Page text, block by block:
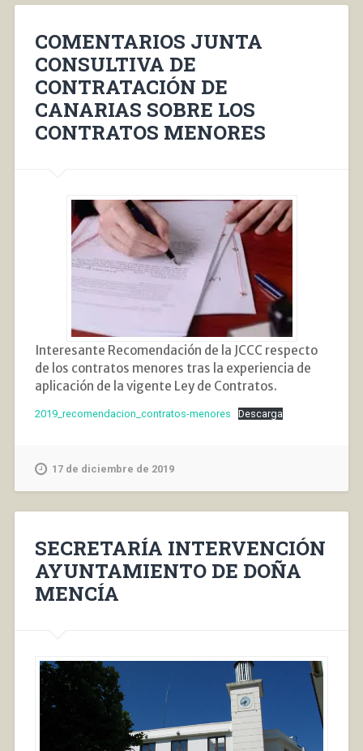
COMENTARIOS JUNTA
CONSULTIVA DE
CONTRATACIÓN DE
CANARIAS SOBRE LOS
CONTRATOS MENORES
Interesante Recomendación de la JCCC respecto
de los contratos menores tras la experiencia de
aplicación de la vigente Ley de Contratos.
2019_recomendacion_contratos-menores Descarga
17 de diciembre de 2019
SECRETARÍA INTERVENCIÓN
AYUNTAMIENTO DE DOÑA
MENCÍA